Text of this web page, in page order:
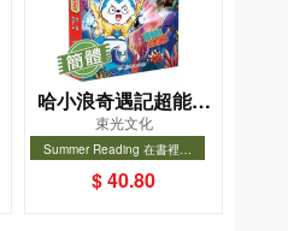
哈小浪奇遇記超能大
偵探(3)──探秘失落之
海
束光文化
Summer Reading 在書裡度
選圖書8折
Summer Reading 在書裡度夏,
Cool Down, Read On!-精選圖
$ 40.80